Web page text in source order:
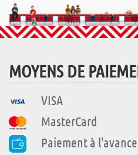
MOYENS DE
VISA
MasterCard
Paiement à